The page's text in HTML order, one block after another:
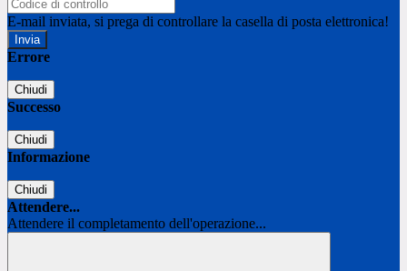
E-mail inviata, si prega di controllare la casella di posta elettronica!
Errore
Chiudi
Successo
Chiudi
Informazione
Chiudi
Attendere...
Attendere il completamento dell'operazione...